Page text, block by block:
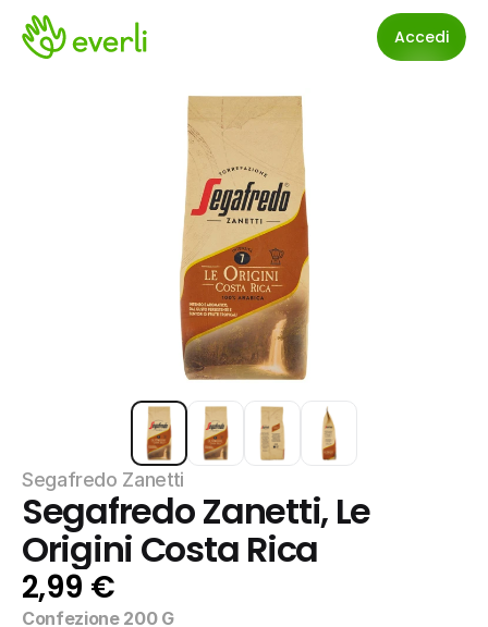
Accedi
Segafredo Zanetti
Segafredo Zanetti, Le
Origini Costa Rica
2,99 €
Confezione 200 G